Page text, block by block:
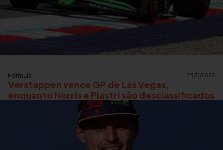
Fórmula 1 23/11/2025
Verstappen vence GP de Las Vegas,
enquanto Norris e Piastri são desclassificados